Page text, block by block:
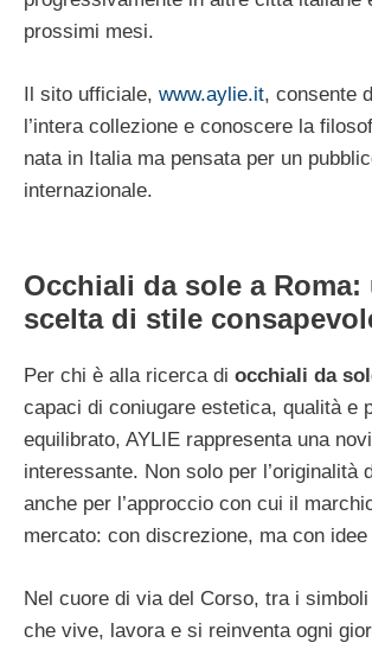
prossimi mesi.
Il sito ufficiale, www.aylie.it, consente
l’intera collezione e conoscere la
nata in Italia ma pensata per un
internazionale.
Occhiali da sole a Roma:
scelta di stile
Per chi è alla ricerca di occhiali da
capaci di coniugare estetica, qualità e
equilibrato, AYLIE rappresenta una
interessante. Non solo per l’originalità
anche per l’approccio con cui il
mercato: con discrezione, ma con idee
Nel cuore di via del Corso, tra i
che vive, lavora e si reinventa ogni